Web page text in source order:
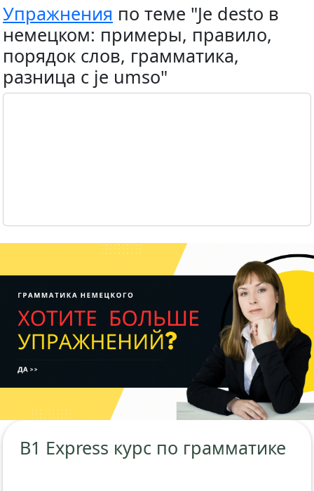
Упражнения по теме "Je desto в
немецком: примеры, правило,
порядок слов, грамматика,
разница с je umso"
B1 Express курс по грамматике